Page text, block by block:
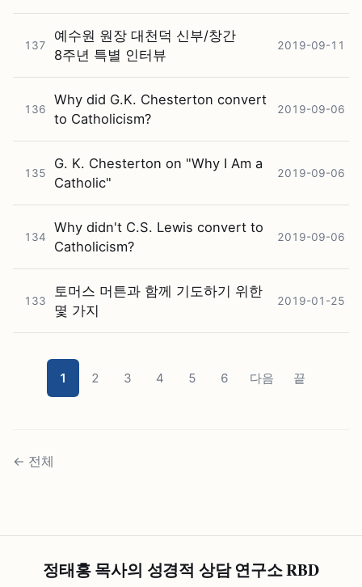
137
예수원 원장 대천덕 신부/창간
8주년 특별 인터뷰
2019-09-11
136
Why did G.K. Chesterton convert
to Catholicism?
2019-09-06
135
G. K. Chesterton on "Why I Am a
Catholic"
2019-09-06
134
Why didn't C.S. Lewis convert to
Catholicism?
2019-09-06
133
토머스 머튼과 함께 기도하기 위한
몇 가지
2019-01-25
1 2 3 4 5 6 다음 끝
← 전체
정태홍 목사의 성경적 상담 연구소 RBD